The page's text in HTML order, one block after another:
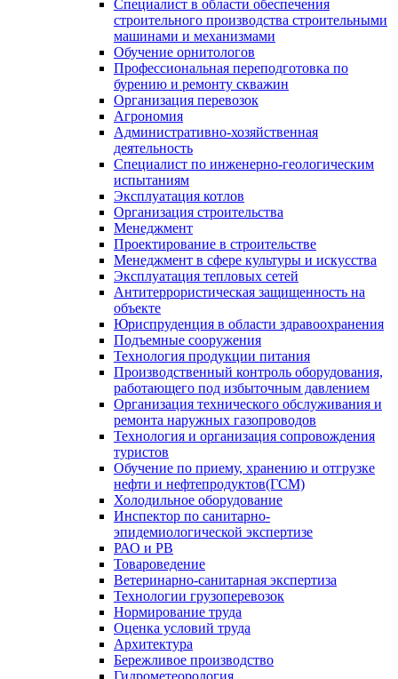
Специалист в области обеспечения
строительного производства строительными
машинами и механизмами
Обучение орнитологов
Профессиональная переподготовка по
бурению и ремонту скважин
Организация перевозок
Агрономия
Административно-хозяйственная
деятельность
Специалист по инженерно-геологическим
испытаниям
Эксплуатация котлов
Организация строительства
Менеджмент
Проектирование в строительстве
Менеджмент в сфере культуры и искусства
Эксплуатация тепловых сетей
Антитеррористическая защищенность на
объекте
Юриспруденция в области здравоохранения
Подъемные сооружения
Технология продукции питания
Производственный контроль оборудования,
работающего под избыточным давлением
Организация технического обслуживания и
ремонта наружных газопроводов
Технология и организация сопровождения
туристов
Обучение по приему, хранению и отгрузке
нефти и нефтепродуктов(ГСМ)
Холодильное оборудование
Инспектор по санитарно-
эпидемиологической экспертизе
РАО и РВ
Товароведение
Ветеринарно-санитарная экспертиза
Технологии грузоперевозок
Нормирование труда
Оценка условий труда
Архитектура
Бережливое производство
Гидрометеорология